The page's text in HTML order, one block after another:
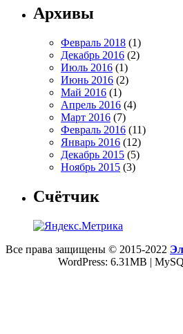
Архивы
Февраль 2018 (1)
Декабрь 2016 (2)
Июль 2016 (1)
Июнь 2016 (2)
Май 2016 (1)
Апрель 2016 (4)
Март 2016 (7)
Февраль 2016 (11)
Январь 2016 (12)
Декабрь 2015 (5)
Ноябрь 2015 (3)
Счётчик
Все права защищены © 2015-2022
WordPress: 6.31MB |